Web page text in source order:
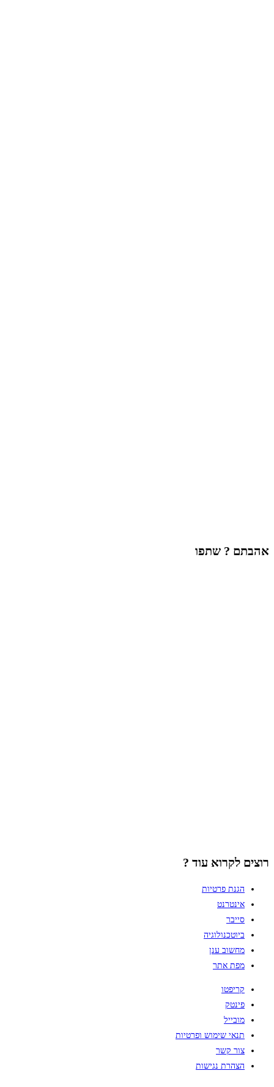
אהבתם ? שתפו
רוצים לקרוא עוד ?
הגנת פרטיות
אינטרנט
סייבר
ביוטכנולוגיה
מחשוב ענן
מפת אתר
קריפטו
פינטק
מובייל
תנאי שימוש ופרטיות
צור קשר
הצהרת נגישות